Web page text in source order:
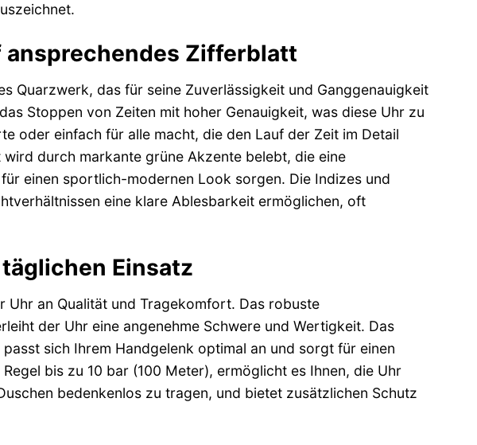
Zifferblatt
Quarzwerk, das für seine Zuverlässigkeit und Ganggenauigkeit
Stoppen von Zeiten mit hoher Genauigkeit, was diese Uhr zu
oder einfach für alle macht, die den Lauf der Zeit im Detail
durch markante grüne Akzente belebt, die eine
einen sportlich-modernen Look sorgen. Die Indizes und
eine klare Ablesbarkeit ermöglichen, oft
Einsatz
Uhr an Qualität und Tragekomfort. Das robuste
der Uhr eine angenehme Schwere und Wertigkeit. Das
sich Ihrem Handgelenk optimal an und sorgt für einen
bis zu 10 bar (100 Meter), ermöglicht es Ihnen, die Uhr
bedenkenlos zu tragen, und bietet zusätzlichen Schutz